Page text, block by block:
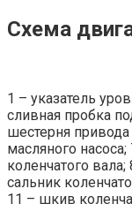
Схема
1 – указатель
сливная пробка
шестерня
масляного
коленчатого
сальник
11 – шкив